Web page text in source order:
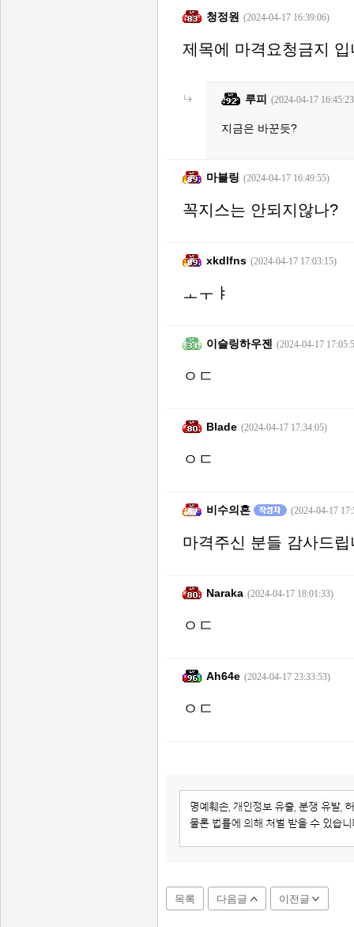
청정원 (2024-04-17 16:39:06)
제목에 마격요청금지
루피 (2024-04-17
지금은 바꾼듯?
마블링 (2024-04-17 16:49:55)
꼭지스는 안되지않나?
xkdlfns (2024-04-17 17:03:15)
ㅗㅜㅑ
이슬링하우젠 (2024-04-17
ㅇㄷ
Blade (2024-04-17 17:34:05)
ㅇㄷ
비수의혼 (2024-04-17
마격주신 분들 감사드
Naraka (2024-04-17 18:01:33)
ㅇㄷ
Ah64e (2024-04-17 23:33:53)
ㅇㄷ
목록 다음글 이전글